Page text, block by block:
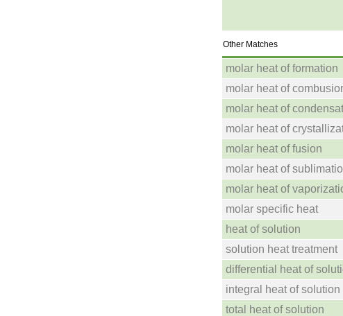
Other Matches
molar heat of formation
molar heat of
molar heat of
molar heat of
molar heat of fusion
molar heat of
molar heat of
molar specific heat
heat of solution
solution heat treatment
differential heat of
integral heat of solution
total heat of solution